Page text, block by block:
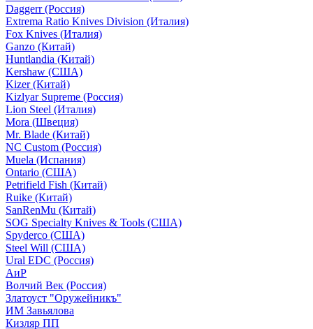
Daggerr (Россия)
Extrema Ratio Knives Division (Италия)
Fox Knives (Италия)
Ganzo (Китай)
Huntlandia (Китай)
Kershaw (США)
Kizer (Китай)
Kizlyar Supreme (Россия)
Lion Steel (Италия)
Mora (Швеция)
Mr. Blade (Китай)
NC Custom (Россия)
Muela (Испания)
Ontario (США)
Petrifield Fish (Китай)
Ruike (Китай)
SanRenMu (Китай)
SOG Specialty Knives & Tools (США)
Spyderco (США)
Steel Will (США)
Ural EDC (Россия)
АиР
Волчий Век (Россия)
Златоуст "Оружейникъ"
ИМ Завьялова
Кизляр ПП